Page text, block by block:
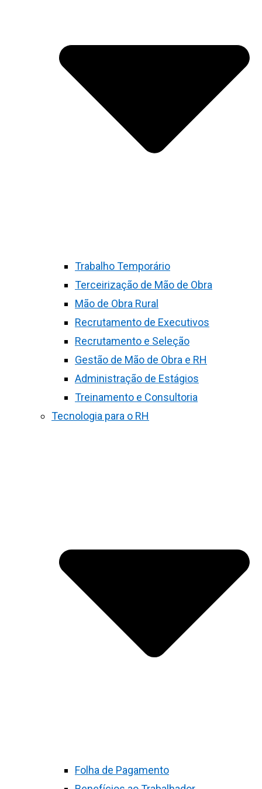
Trabalho Temporário
Terceirização de Mão de Obra
Mão de Obra Rural
Recrutamento de Executivos
Recrutamento e Seleção
Gestão de Mão de Obra e RH
Administração de Estágios
Treinamento e Consultoria
Tecnologia para o RH
Folha de Pagamento